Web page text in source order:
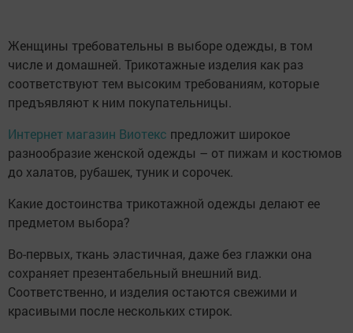
Женщины требовательны в выборе одежды, в том
числе и домашней. Трикотажные изделия как раз
соответствуют тем высоким требованиям, которые
предъявляют к ним покупательницы.
Интернет магазин Виотекс предложит широкое
разнообразие женской одежды – от пижам и костюмов
до халатов, рубашек, туник и сорочек.
Какие достоинства трикотажной одежды делают ее
предметом выбора?
Во-первых, ткань эластичная, даже без глажки она
сохраняет презентабельный внешний вид.
Соответственно, и изделия остаются свежими и
красивыми после нескольких стирок.